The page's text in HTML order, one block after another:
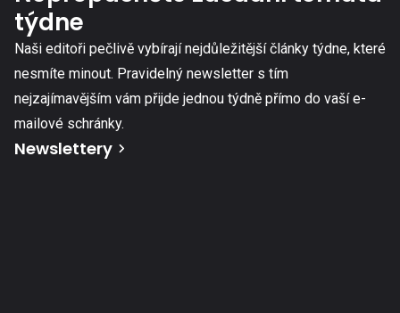
týdne
Naši editoři pečlivě vybírají nejdůležitější články týdne, které
nesmíte minout. Pravidelný newsletter s tím
nejzajímavějším vám přijde jednou týdně přímo do vaší e-
mailové schránky.
Newslettery